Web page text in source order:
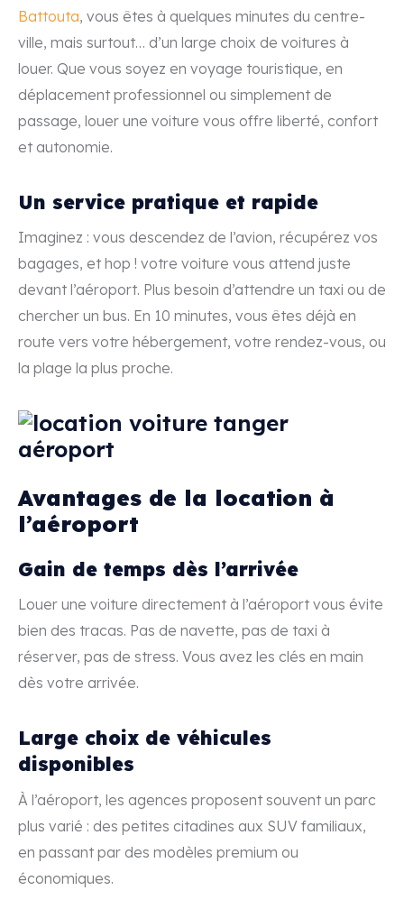
Battouta, vous êtes à quelques minutes du centre-
ville, mais surtout… d’un large choix de voitures à
louer. Que vous soyez en voyage touristique, en
déplacement professionnel ou simplement de
passage, louer une voiture vous offre liberté, confort
et autonomie.
Un service pratique et rapide
Imaginez : vous descendez de l’avion, récupérez vos
bagages, et hop ! votre voiture vous attend juste
devant l’aéroport. Plus besoin d’attendre un taxi ou de
chercher un bus. En 10 minutes, vous êtes déjà en
route vers votre hébergement, votre rendez-vous, ou
la plage la plus proche.
Avantages de la location à
l’aéroport
Gain de temps dès l’arrivée
Louer une voiture directement à l’aéroport vous évite
bien des tracas. Pas de navette, pas de taxi à
réserver, pas de stress. Vous avez les clés en main
dès votre arrivée.
Large choix de véhicules
disponibles
À l’aéroport, les agences proposent souvent un parc
plus varié : des petites citadines aux SUV familiaux,
en passant par des modèles premium ou
économiques.